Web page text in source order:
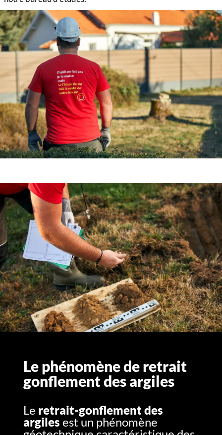
Le phénomène de retrait
gonflement des argiles
Le retrait-gonflement des
argiles est un phénomène